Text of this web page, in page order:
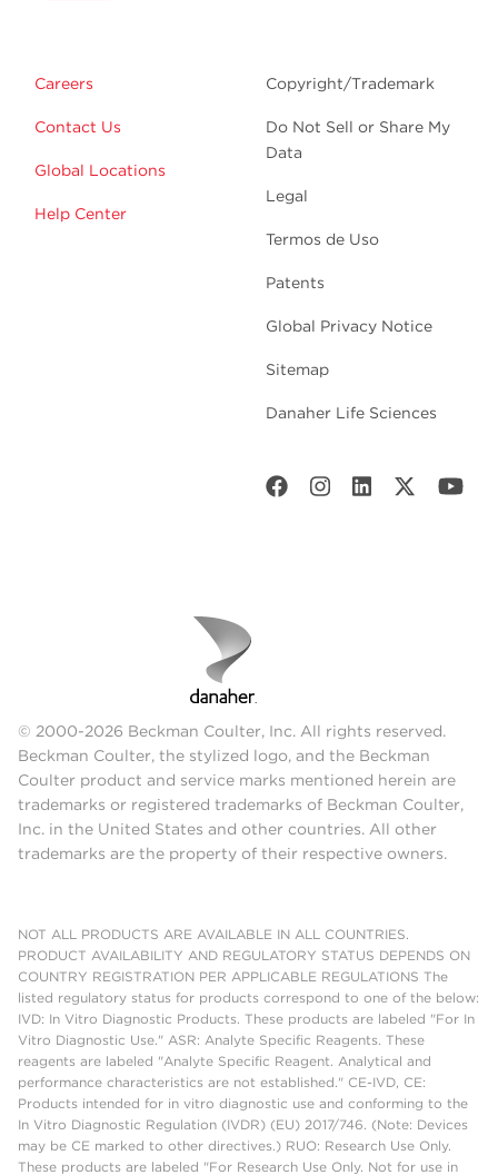
Careers
Contact Us
Global Locations
Help Center
Copyright/Trademark
Do Not Sell or Share My
Data
Legal
Termos de Uso
Patents
Global Privacy Notice
Sitemap
Danaher Life Sciences
© 2000-2026 Beckman Coulter, Inc. All rights reserved.
Beckman Coulter, the stylized logo, and the Beckman
Coulter product and service marks mentioned herein are
trademarks or registered trademarks of Beckman Coulter,
Inc. in the United States and other countries. All other
trademarks are the property of their respective owners.
NOT ALL PRODUCTS ARE AVAILABLE IN ALL COUNTRIES.
PRODUCT AVAILABILITY AND REGULATORY STATUS DEPENDS ON
COUNTRY REGISTRATION PER APPLICABLE REGULATIONS The
listed regulatory status for products correspond to one of the below:
IVD: In Vitro Diagnostic Products. These products are labeled "For In
Vitro Diagnostic Use." ASR: Analyte Specific Reagents. These
reagents are labeled "Analyte Specific Reagent. Analytical and
performance characteristics are not established." CE-IVD, CE:
Products intended for in vitro diagnostic use and conforming to the
In Vitro Diagnostic Regulation (IVDR) (EU) 2017/746. (Note: Devices
may be CE marked to other directives.) RUO: Research Use Only.
These products are labeled "For Research Use Only. Not for use in